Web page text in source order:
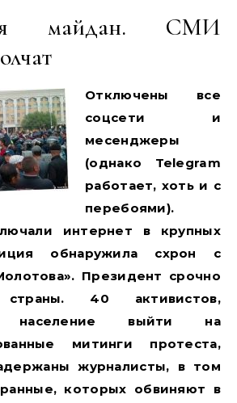
майдан. СМИ
Отключены все
соцсети и
месенджеры
(однако Telegram
работает, хоть и с
перебоями).
интернет в крупных
обнаружила схрон с
Президент срочно
40 активистов,
население выйти на
митинги протеста,
журналисты, в том
которых обвиняют в